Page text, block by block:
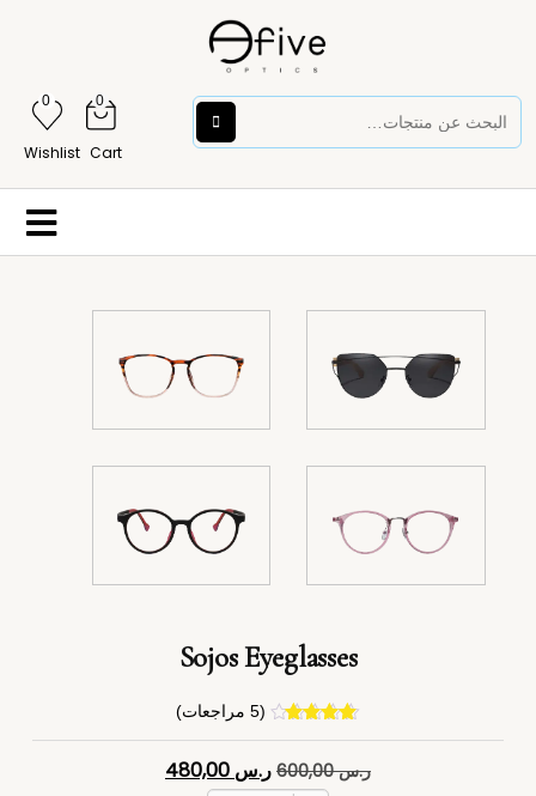
0
Cart
0
Wishlist
Sojos Eyeglasses
تم التقييم
5 بناءً على
تقييم
4
عملاء
(
5 مراجعات)
ر.س600,00 ر.س